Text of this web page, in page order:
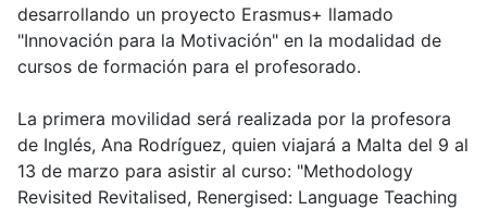
desarrollando un proyecto Erasmus+ llamado
"Innovación para la Motivación" en la modalidad de
cursos de formación para el profesorado.
La primera movilidad será realizada por la profesora
de Inglés, Ana Rodríguez, quien viajará a Malta del 9 al
13 de marzo para asistir al curso: "Methodology
Revisited Revitalised, Renergised: Language Teaching